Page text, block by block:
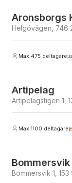
Aronsborgs
Helgövägen, 746
Max 475 deltagare
Artipelag
Artipelagstigen 1,
Max 1100 deltagare
Bommersvik 1,